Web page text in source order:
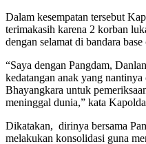
Dalam kesempatan tersebut
terimakasih karena 2 korban
dengan selamat di bandara
“Saya dengan Pangdam,
kedatangan anak yang
Bhayangkara untuk
meninggal dunia,” kata
Dikatakan, dirinya bersama
melakukan konsolidasi guna